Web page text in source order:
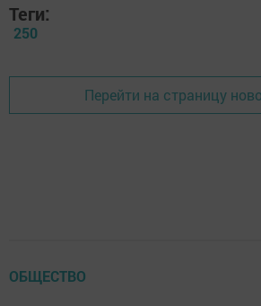
Теги:
250
Перейти на страницу
ОБЩЕСТВО